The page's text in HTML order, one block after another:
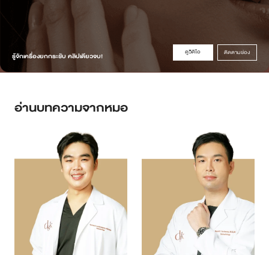
รู้จักเครื่องยกกระชับ คลิปเดียวจบ! ดูวิดิโอ ติดตามช่อง
อ่านบทความจากหมอ